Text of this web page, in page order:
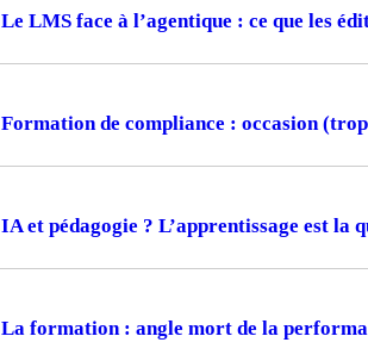
Le LMS face à l’agentique : ce que les
Formation de compliance : occasion
IA et pédagogie ? L’apprentissage est la
La formation : angle mort de la